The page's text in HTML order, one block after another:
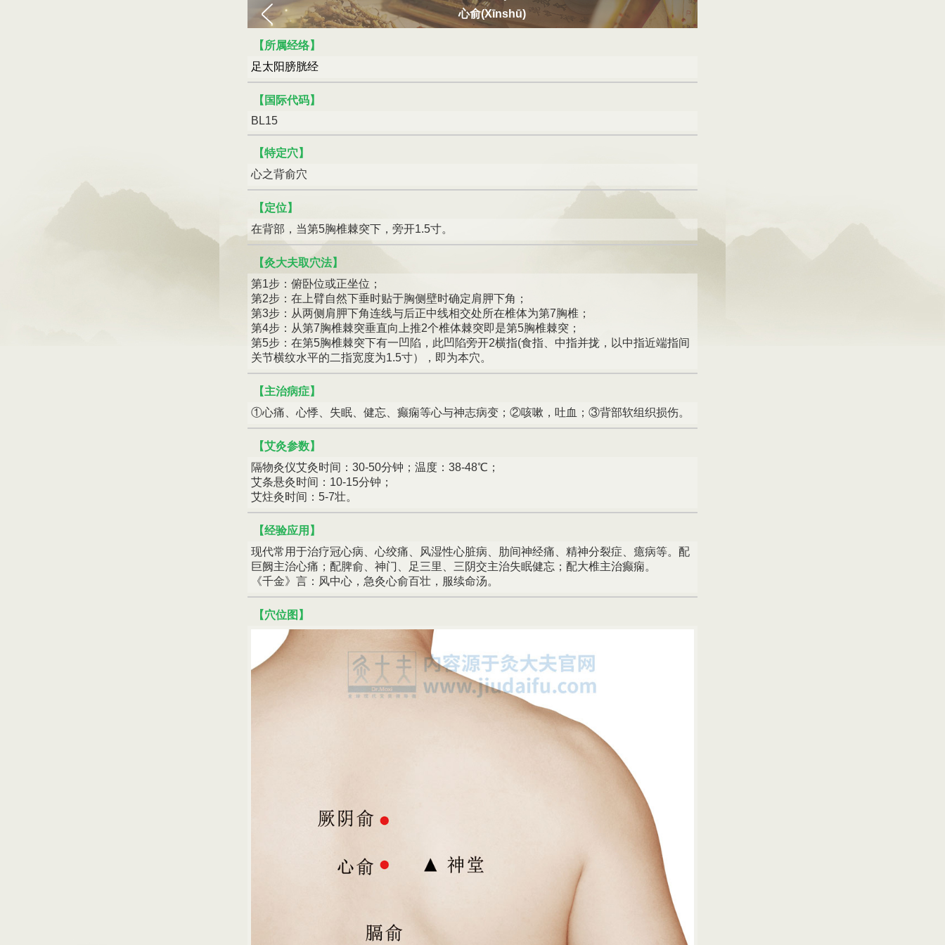
心俞(Xīnshū)
【所属经络】
足太阳膀胱经
【国际代码】
BL15
【特定穴】
心之背俞穴
【定位】
在背部，当第5胸椎棘突下，旁开1.5寸。
【灸大夫取穴法】
第1步：俯卧位或正坐位；
第2步：在上臂自然下垂时贴于胸侧壁时确定肩胛下角；
第3步：从两侧肩胛下角连线与后正中线相交处所在椎体为第7胸椎；
第4步：从第7胸椎棘突垂直向上推2个椎体棘突即是第5胸椎棘突；
第5步：在第5胸椎棘突下有一凹陷，此凹陷旁开2横指(食指、中指并拢，以中指近端指间
关节横纹水平的二指宽度为1.5寸），即为本穴。
【主治病症】
①心痛、心悸、失眠、健忘、癫痫等心与神志病变；②咳嗽，吐血；③背部软组织损伤。
【艾灸参数】
隔物灸仪艾灸时间：30-50分钟；温度：38-48℃；
艾条悬灸时间：10-15分钟；
艾炷灸时间：5-7壮。
【经验应用】
现代常用于治疗冠心病、心绞痛、风湿性心脏病、肋间神经痛、精神分裂症、癔病等。配
巨阙主治心痛；配脾俞、神门、足三里、三阴交主治失眠健忘；配大椎主治癫痫。
《千金》言：风中心，急灸心俞百壮，服续命汤。
【穴位图】